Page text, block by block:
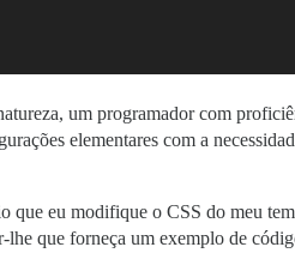
um programador com
elementares com a
que eu modifique o CSS do meu
lhe que forneça um exemplo de